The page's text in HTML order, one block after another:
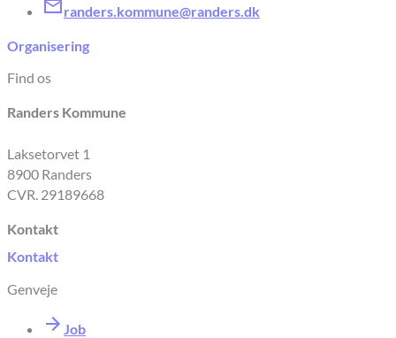
randers.kommune@randers.dk
Organisering
Find os
Randers Kommune
Laksetorvet 1
8900 Randers
CVR. 29189668
Kontakt
Kontakt
Genveje
Job